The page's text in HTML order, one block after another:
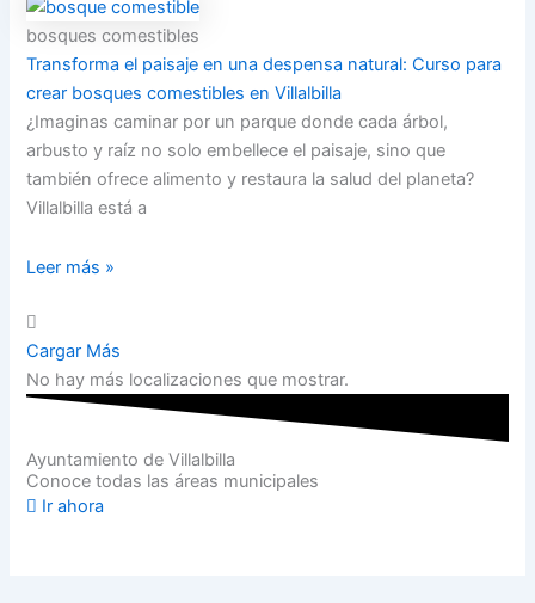
bosques comestibles
Transforma el paisaje en una despensa natural: Curso para
crear bosques comestibles en Villalbilla
¿Imaginas caminar por un parque donde cada árbol,
arbusto y raíz no solo embellece el paisaje, sino que
también ofrece alimento y restaura la salud del planeta?
Villalbilla está a
Leer más »
Cargar Más
No hay más localizaciones que mostrar.
Ayuntamiento de Villalbilla
Conoce todas las áreas municipales
Ir ahora